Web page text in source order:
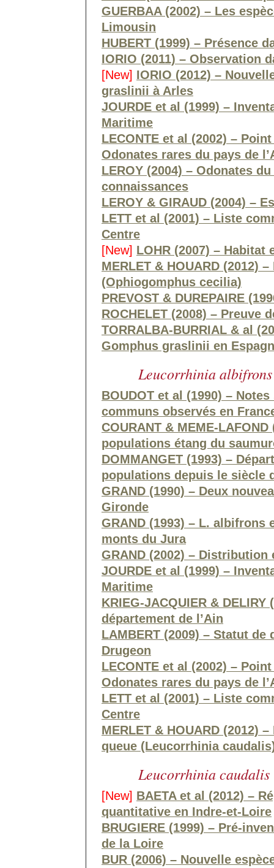
GUERBAA (2002) – Les
Limousin
HUBERT (1999) – Présence
IORIO (2011) – Observation
[New] IORIO (2012) –
graslinii à Arles
JOURDE et al (1999) –
Maritime
LECONTE et al (2002) –
Odonates rares du pays de
LEROY (2004) – Odonates
connaissances
LEROY & GIRAUD (2004) –
LETT et al (2001) – Liste
Centre
[New] LOHR (2007) –
MERLET & HOUARD (2012)
(Ophiogomphus cecilia)
PREVOST & DUREPAIRE
ROCHELET (2008) – Preuve
TORRALBA-BURRIAL & al
Gomphus graslinii en
Leucorrhinia albifrons
BOUDOT et al (1990) –
communs observés en
COURANT & MEME-
populations étang du
DOMMANGET (1993) –
populations depuis le siècle
GRAND (1990) – Deux
Gironde
GRAND (1993) – L.
monts du Jura
GRAND (2002) – Distribution
JOURDE et al (1999) –
Maritime
KRIEG-JACQUIER &
département de l’Ain
LAMBERT (2009) – Statut
Drugeon
LECONTE et al (2002) –
Odonates rares du pays de
LETT et al (2001) – Liste
Centre
MERLET & HOUARD (2012)
queue (Leucorrhinia
Leucorrhinia caudalis
[New] BAETA et al (2012) –
quantitative en Indre-et-Loire
BRUGIERE (1999) – Pré-
de la Loire
BUR (2006) – Nouvelle